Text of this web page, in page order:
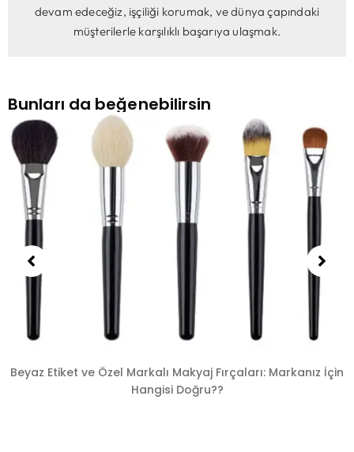
devam edeceğiz, işçiliği korumak, ve dünya çapındaki
müşterilerle karşılıklı başarıya ulaşmak.
Bunları da beğenebilirsin
Beyaz Etiket ve Özel Markalı Makyaj Fırçaları: Markanız İçin
Hangisi Doğru??